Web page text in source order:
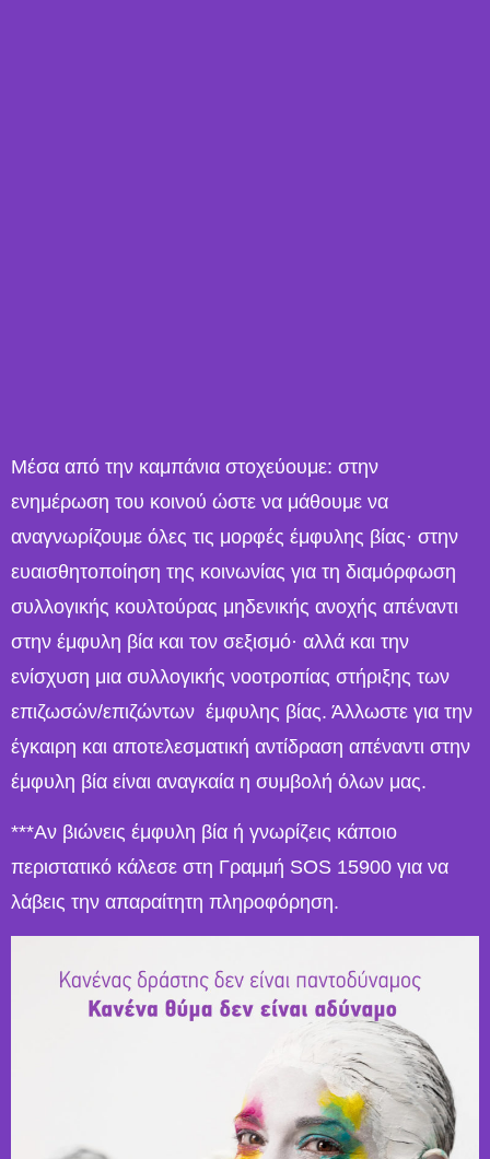
Μέσα από την καμπάνια στοχεύουμε: στην
ενημέρωση του κοινού ώστε να μάθουμε να
αναγνωρίζουμε όλες τις μορφές έμφυλης βίας· στην
ευαισθητοποίηση της κοινωνίας για τη διαμόρφωση
συλλογικής κουλτούρας μηδενικής ανοχής απέναντι
στην έμφυλη βία και τον σεξισμό· αλλά και την
ενίσχυση μια συλλογικής νοοτροπίας στήριξης των
επιζωσών/επιζώντων έμφυλης βίας. Άλλωστε για την
έγκαιρη και αποτελεσματική αντίδραση απέναντι στην
έμφυλη βία είναι αναγκαία η συμβολή όλων μας.
***Αν βιώνεις έμφυλη βία ή γνωρίζεις κάποιο
περιστατικό κάλεσε στη Γραμμή SOS 15900 για να
λάβεις την απαραίτητη πληροφόρηση.